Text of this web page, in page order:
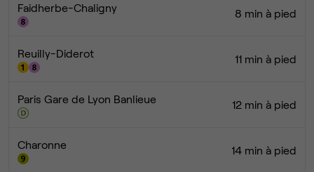
Faidherbe-Chaligny 8 min à pied
Reuilly-Diderot 11 min à pied
Paris Gare de Lyon Banlieue 12 min à pied
Charonne 14 min à pied